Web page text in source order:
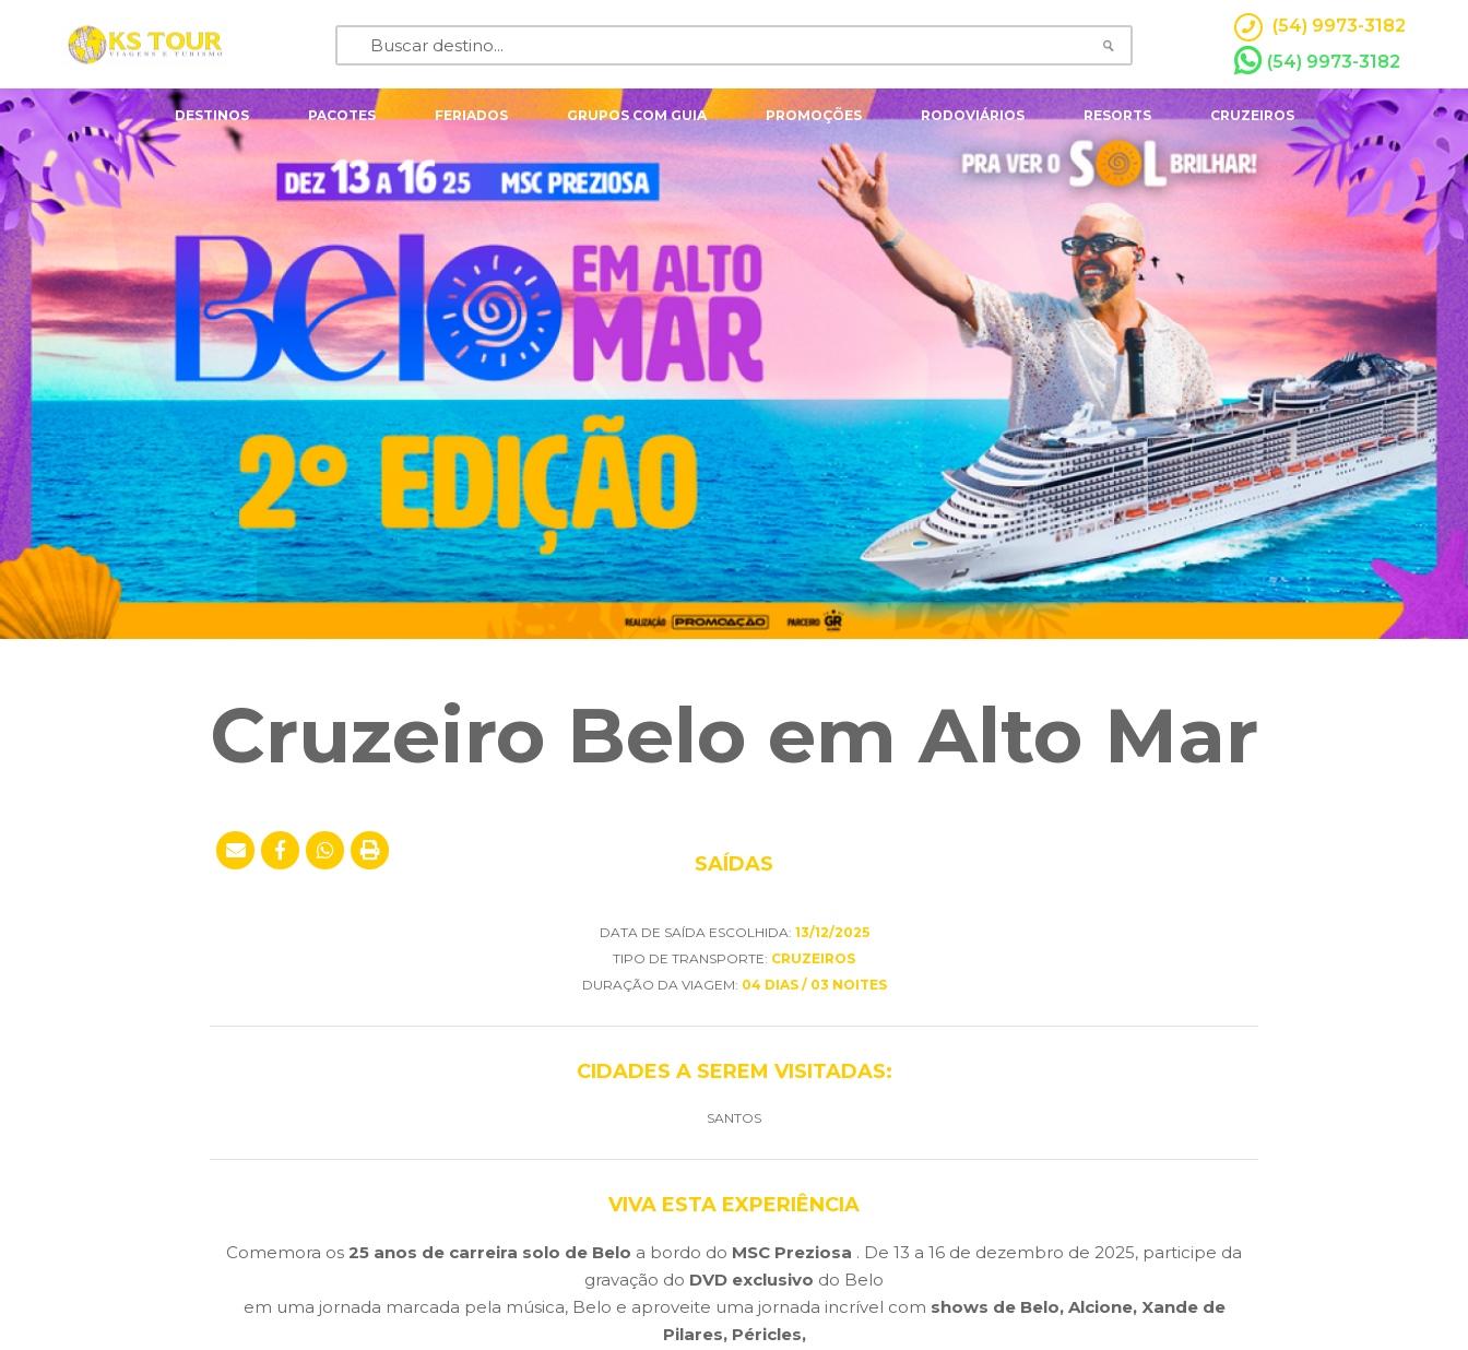
(54) 9973-3182
(54) 9973-3182
DESTINOS PACOTES FERIADOS GRUPOS COM GUIA PROMOÇÕES RODOVIÁRIOS RESORTS CRUZEIROS
Cruzeiro Belo em Alto Mar
SAÍDAS
DATA DE SAÍDA ESCOLHIDA: 13/12/2025
TIPO DE TRANSPORTE: CRUZEIROS
DURAÇÃO DA VIAGEM: 04 DIAS / 03 NOITES
CIDADES A SEREM VISITADAS:
SANTOS
VIVA ESTA EXPERIÊNCIA
Comemora os 25 anos de carreira solo de Belo a bordo do MSC Preziosa . De 13 a 16 de dezembro de 2025, participe da
gravação do DVD exclusivo do Belo
em uma jornada marcada pela música, Belo e aproveite uma jornada incrível com shows de Belo, Alcione, Xande de
Pilares, Péricles,